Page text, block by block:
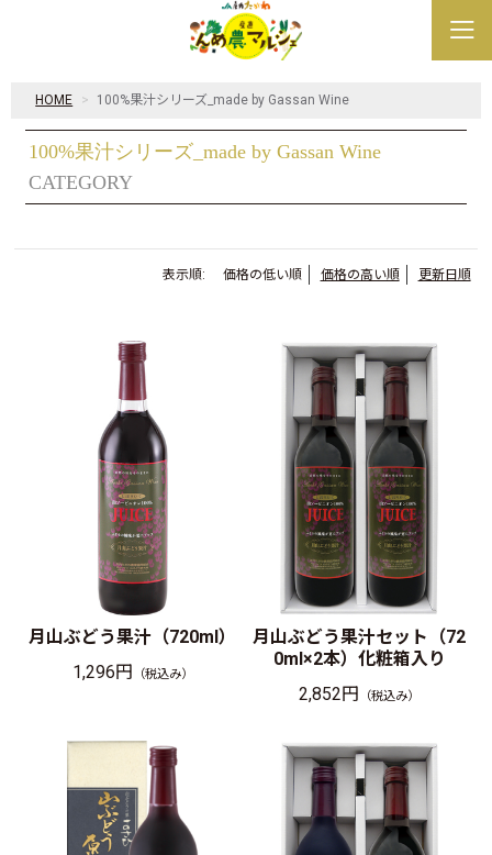
HOME 100%果汁シリーズ_made by Gassan Wine
CATEGORY
100%果汁シリーズ_made by Gassan Wine
表示順: 価格の低い順 価格の高い順 更新日順
月山ぶどう果汁（720ml）
1,296円 （税込み）
月山ぶどう果汁セット（72
0ml×2本）化粧箱入り
2,852円 （税込み）